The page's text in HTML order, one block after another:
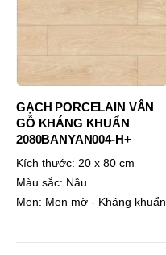
GẠCH PORCELAIN VÂN
GỖ KHÁNG KHUẨN
2080BANYAN004-H+
Kích thước: 20 x 80 cm
Màu sắc: Nâu
Men: Men mờ - Kháng khuẩn